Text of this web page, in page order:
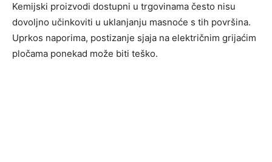
Kemijski proizvodi dostupni u trgovinama često nisu
dovoljno učinkoviti u uklanjanju masnoće s tih površina.
Uprkos naporima, postizanje sjaja na električnim grijaćim
pločama ponekad može biti teško.